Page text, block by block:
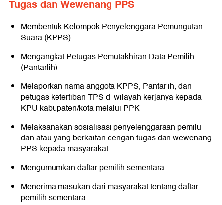
Tugas dan Wewenang PPS
Membentuk Kelompok Penyelenggara Pemungutan
Suara (KPPS)
Mengangkat Petugas Pemutakhiran Data Pemilih
(Pantarlih)
Melaporkan nama anggota KPPS, Pantarlih, dan
petugas ketertiban TPS di wilayah kerjanya kepada
KPU kabupaten/kota melalui PPK
Melaksanakan sosialisasi penyelenggaraan pemilu
dan atau yang berkaitan dengan tugas dan wewenang
PPS kepada masyarakat
Mengumumkan daftar pemilih sementara
Menerima masukan dari masyarakat tentang daftar
pemilih sementara